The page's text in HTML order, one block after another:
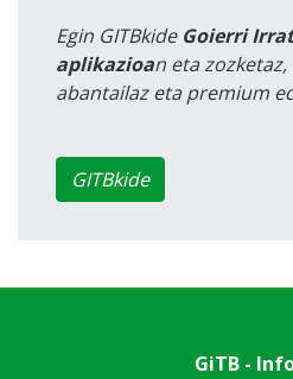
Egin GITBkide Goierri
aplikazioan eta
abantailaz eta premium
GITBkide
GiTB -